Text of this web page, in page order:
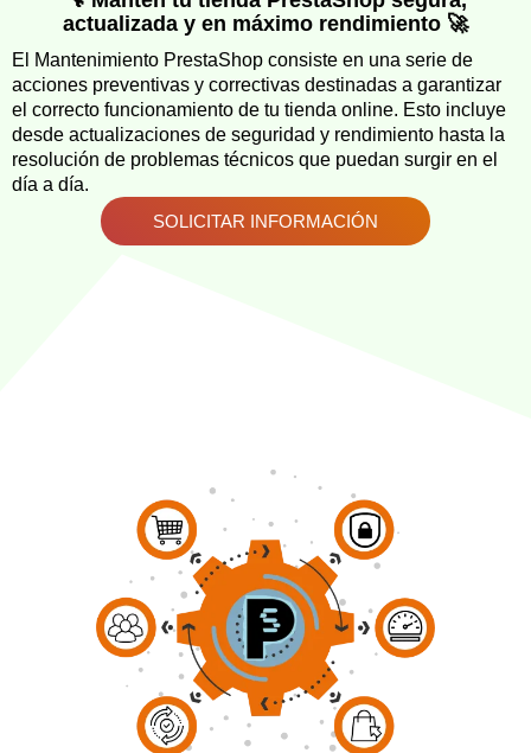
actualizada y en máximo rendimiento 🚀
El Mantenimiento PrestaShop consiste en una serie de
acciones preventivas y correctivas destinadas a garantizar
el correcto funcionamiento de tu tienda online. Esto incluye
desde actualizaciones de seguridad y rendimiento hasta la
resolución de problemas técnicos que puedan surgir en el
día a día.
SOLICITAR INFORMACIÓN